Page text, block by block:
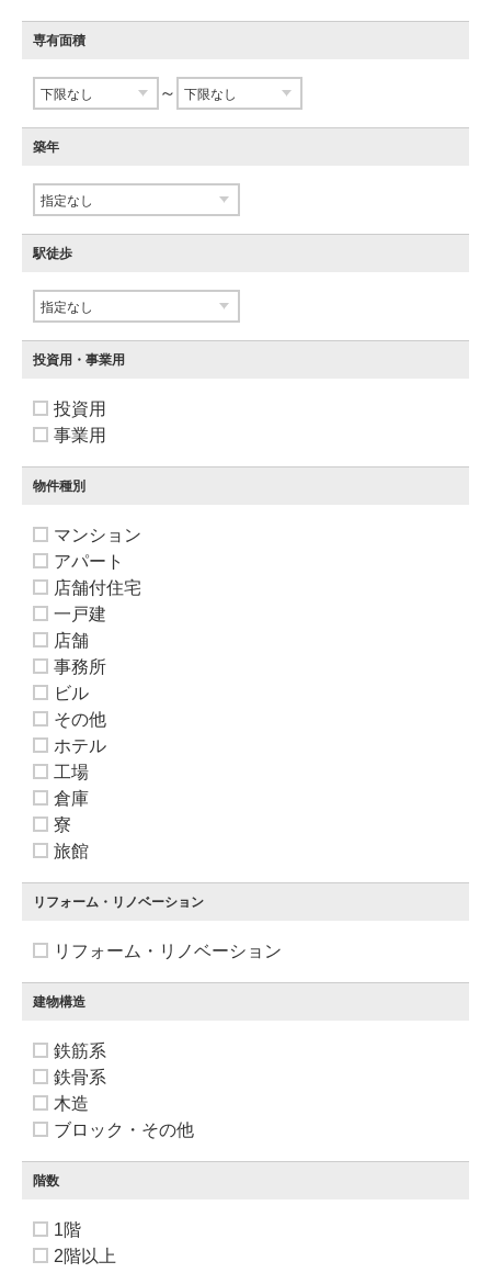
専有面積
～
築年
駅徒歩
投資用・事業用
投資用
事業用
物件種別
マンション
アパート
店舗付住宅
一戸建
店舗
事務所
ビル
その他
ホテル
工場
倉庫
寮
旅館
リフォーム・リノベーション
リフォーム・リノベーション
建物構造
鉄筋系
鉄骨系
木造
ブロック・その他
階数
1階
2階以上